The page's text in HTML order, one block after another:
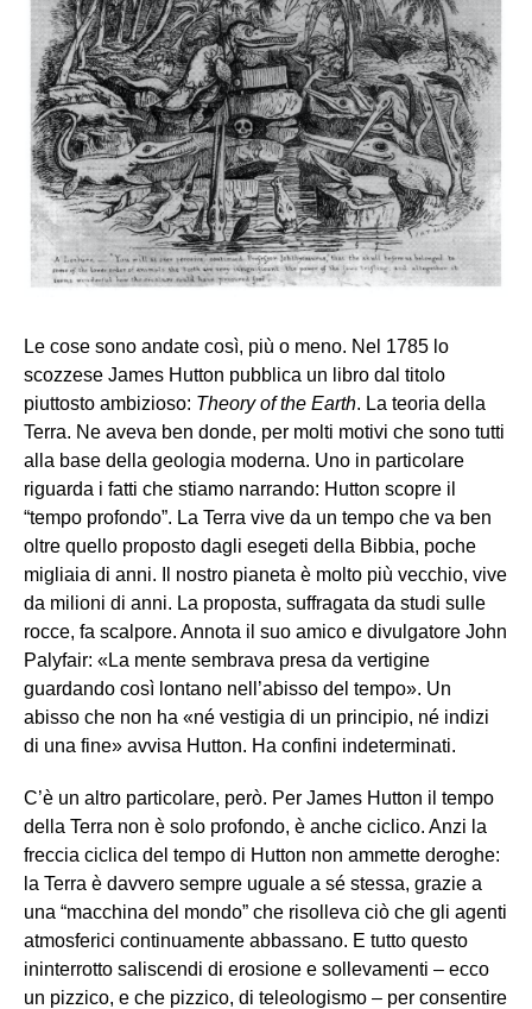
Le cose sono andate così, più o meno. Nel 1785 lo
scozzese James Hutton pubblica un libro dal titolo
piuttosto ambizioso: Theory of the Earth. La teoria della
Terra. Ne aveva ben donde, per molti motivi che sono tutti
alla base della geologia moderna. Uno in particolare
riguarda i fatti che stiamo narrando: Hutton scopre il
“tempo profondo”. La Terra vive da un tempo che va ben
oltre quello proposto dagli esegeti della Bibbia, poche
migliaia di anni. Il nostro pianeta è molto più vecchio, vive
da milioni di anni. La proposta, suffragata da studi sulle
rocce, fa scalpore. Annota il suo amico e divulgatore John
Palyfair: «La mente sembrava presa da vertigine
guardando così lontano nell’abisso del tempo». Un
abisso che non ha «né vestigia di un principio, né indizi
di una fine» avvisa Hutton. Ha confini indeterminati.
C’è un altro particolare, però. Per James Hutton il tempo
della Terra non è solo profondo, è anche ciclico. Anzi la
freccia ciclica del tempo di Hutton non ammette deroghe:
la Terra è davvero sempre uguale a sé stessa, grazie a
una “macchina del mondo” che risolleva ciò che gli agenti
atmosferici continuamente abbassano. E tutto questo
ininterrotto saliscendi di erosione e sollevamenti – ecco
un pizzico, e che pizzico, di teleologismo – per consentire